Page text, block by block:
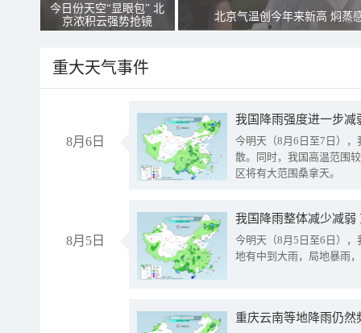
今日份天空“显眼包” 北
京浓积云强势抢镜
北京气温创今年来新高 焖蒸
重大天气事件
8月6日
今明天（8月6日至7日）
散。同时，我国高温范围
区将有大范围桑拿天。
8月5日
我国降雨整体减少减弱
今明天（8月5日至6日）
地有中到大雨，局地暴雨
重庆云南等地降雨仍然